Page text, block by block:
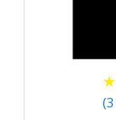
★
★
(3